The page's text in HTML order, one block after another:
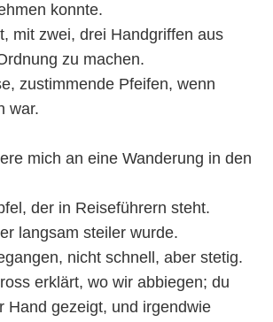
konnte.
mit zwei, drei Handgriffen aus
zu machen.
zustimmende Pfeifen, wenn
war.
mich an eine Wanderung in den
der in Reiseführern steht.
langsam steiler wurde.
nicht schnell, aber stetig.
erklärt, wo wir abbiegen; du
Hand gezeigt, und irgendwie